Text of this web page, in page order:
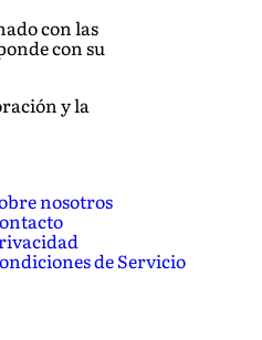
con las
con su
y la
nosotros
de Servicio